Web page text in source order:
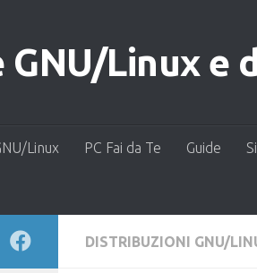
Linux e
Linux PC Fai da Te Guide
DISTRIBUZIONI GNU/